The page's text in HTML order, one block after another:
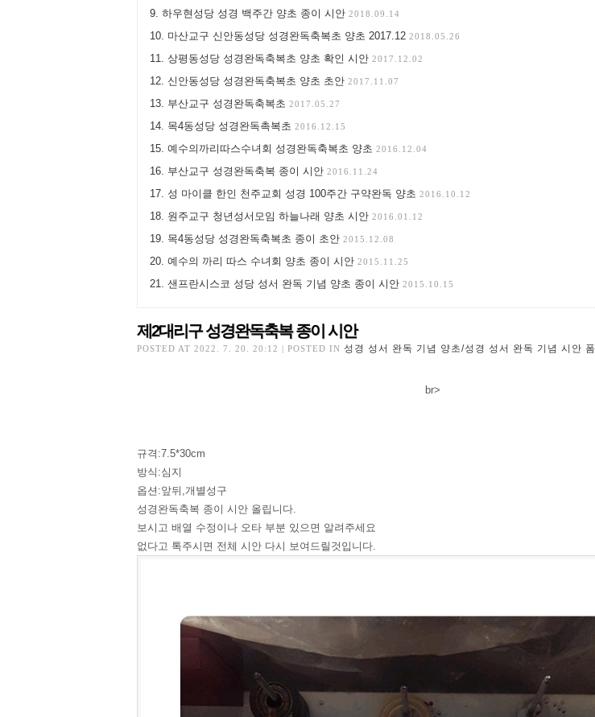
하우현성당 성경 백주간 양초 종이 시안 2018.09.14
마산교구 신안동성당 성경완독축복초 양초 2017.12 2018.05.26
상평동성당 성경완독축복초 양초 확인 시안 2017.12.02
신안동성당 성경완독축복초 양초 초안 2017.11.07
부산교구 성경완독축복초 2017.05.27
목4동성당 성경완독촉복초 2016.12.15
예수의까리따스수녀회 성경완독축복초 양초 2016.12.04
부산교구 성경완독축복 종이 시안 2016.11.24
성 마이클 한인 천주교회 성경 100주간 구약완독 양초 2016.10.12
원주교구 청년성서모임 하늘나래 양초 시안 2016.01.12
목4동성당 성경완독축복초 종이 초안 2015.12.08
예수의 까리 따스 수녀회 양초 종이 시안 2015.11.25
샌프란시스코 성당 성서 완독 기념 양초 종이 시안 2015.10.15
제2대리구 성경완독축복 종이 시안
제2대리구 성경완독축복 종이 시안
POSTED AT 2022. 7. 20. 20:12 | POSTED IN 성경 성서 완독 기념 양초/성경 성서 완독 기념 시안 폼
br>
규격:7.5*30cm
방식:심지
옵션:앞뒤,개별성구
성경완독축복 종이 시안 올립니다.
보시고 배열 수정이나 오타 부분 있으면 알려주세요
없다고 톡주시면 전체 시안 다시 보여드릴것입니다.